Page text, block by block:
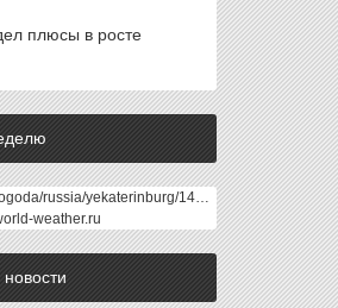
плюсы в росте
world-weather.ru/pogoda/russia/yekaterinburg/14days/
weather.ru